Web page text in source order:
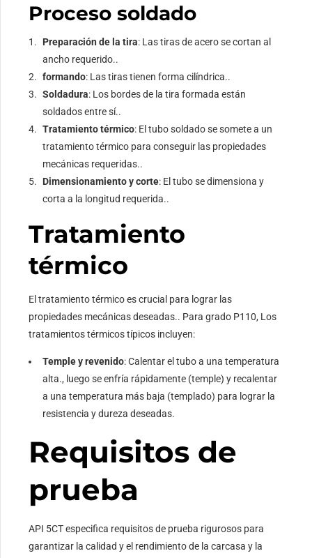
Proceso soldado
Preparación de la tira: Las tiras de acero se cortan al
ancho requerido..
formando: Las tiras tienen forma cilíndrica..
Soldadura: Los bordes de la tira formada están
soldados entre sí..
Tratamiento térmico: El tubo soldado se somete a un
tratamiento térmico para conseguir las propiedades
mecánicas requeridas..
Dimensionamiento y corte: El tubo se dimensiona y
corta a la longitud requerida..
Tratamiento
térmico
El tratamiento térmico es crucial para lograr las
propiedades mecánicas deseadas.. Para grado P110, Los
tratamientos térmicos típicos incluyen:
Temple y revenido: Calentar el tubo a una temperatura
alta., luego se enfría rápidamente (temple) y recalentar
a una temperatura más baja (templado) para lograr la
resistencia y dureza deseadas.
Requisitos de
prueba
API 5CT especifica requisitos de prueba rigurosos para
garantizar la calidad y el rendimiento de la carcasa y la